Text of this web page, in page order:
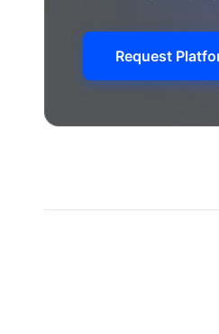
Request